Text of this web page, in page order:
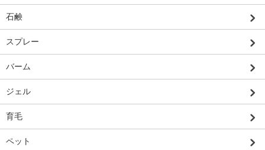
石鹸
スプレー
バーム
ジェル
育毛
ペット